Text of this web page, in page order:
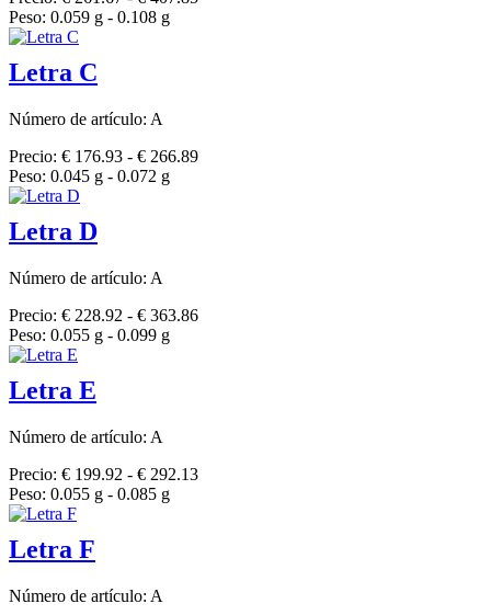
Peso: 0.059 g - 0.108 g
Letra C
Número de artículo: A
Precio: € 176.93 - € 266.89
Peso: 0.045 g - 0.072 g
Letra D
Número de artículo: A
Precio: € 228.92 - € 363.86
Peso: 0.055 g - 0.099 g
Letra E
Número de artículo: A
Precio: € 199.92 - € 292.13
Peso: 0.055 g - 0.085 g
Letra F
Número de artículo: A